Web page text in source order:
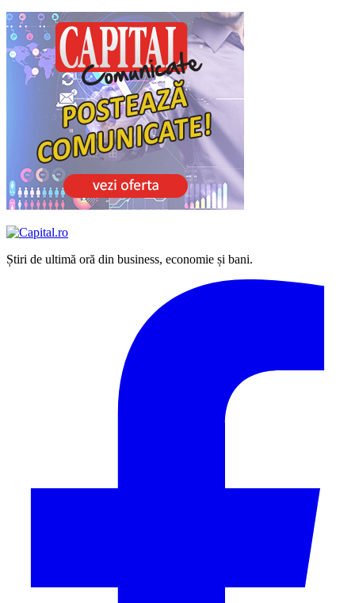
Știri de ultimă oră din business, economie și bani.